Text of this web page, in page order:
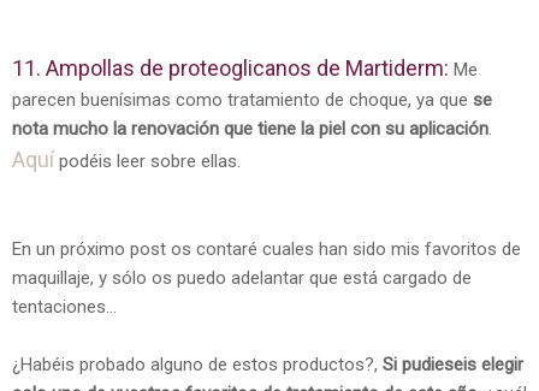
11. Ampollas de proteoglicanos de Martiderm: Me
parecen buenísimas como tratamiento de choque, ya que se
nota mucho la renovación que tiene la piel con su aplicación.
Aquí podéis leer sobre ellas.
En un próximo post os contaré cuales han sido mis favoritos de
maquillaje, y sólo os puedo adelantar que está cargado de
tentaciones...
¿Habéis probado alguno de estos productos?, Si pudieseis elegir